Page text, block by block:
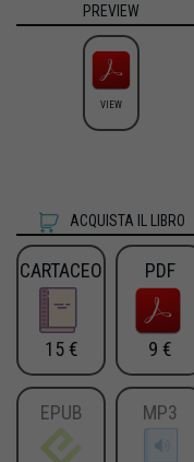
PREVIEW
VIEW
ACQUISTA IL LIBRO
CARTACEO
15 €
PDF
9 €
EPUB MP3